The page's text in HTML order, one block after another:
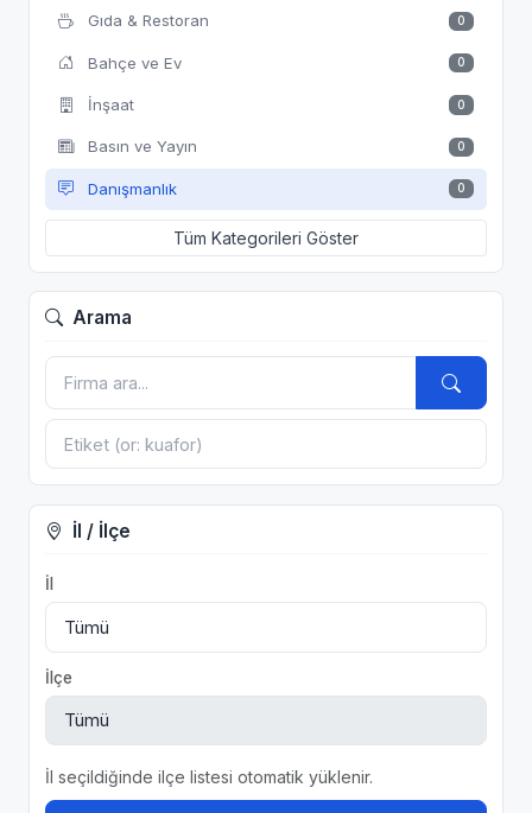
Gıda & Restoran 0
Bahçe ve Ev 0
İnşaat 0
Basın ve Yayın 0
Danışmanlık 0
Tüm Kategorileri Göster
Arama
İl / İlçe
İl
İlçe
İl seçildiğinde ilçe listesi otomatik yüklenir.